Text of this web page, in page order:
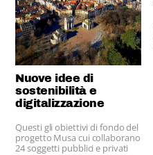
Nuove idee di
sostenibilità e
digitalizzazione
Questi gli obiettivi di fondo del
progetto Musa cui collaborano
24 soggetti pubblici e privati